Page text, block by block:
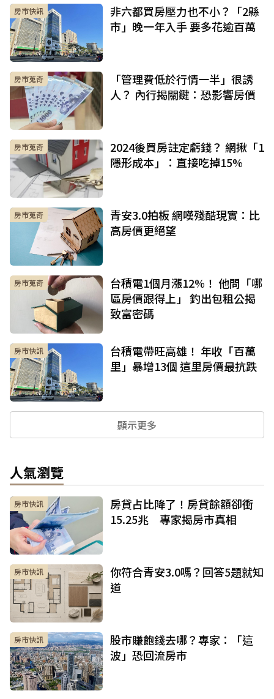
房市快訊
非六都買房壓力也不小？「2縣
市」晚一年入手 要多花逾百萬
房市蒐奇
「管理費低於行情一半」很誘
人？ 內行揭關鍵：恐影響房價
房市蒐奇
2024後買房註定虧錢？ 網揪「1
隱形成本」：直接吃掉15%
房市蒐奇
青安3.0拍板 網嘆殘酷現實：比
高房價更絕望
房市蒐奇
台積電1個月漲12%！ 他問「哪
區房價跟得上」 釣出包租公揭
致富密碼
房市快訊
台積電帶旺高雄！ 年收「百萬
里」暴增13個 這里房價最抗跌
顯示更多
人氣瀏覽
房市快訊
房貸占比降了！房貸餘額卻衝
15.25兆 專家揭房市真相
房市快訊
你符合青安3.0嗎？回答5題就知
道
房市快訊
股市賺飽錢去哪？專家：「這
波」恐回流房市